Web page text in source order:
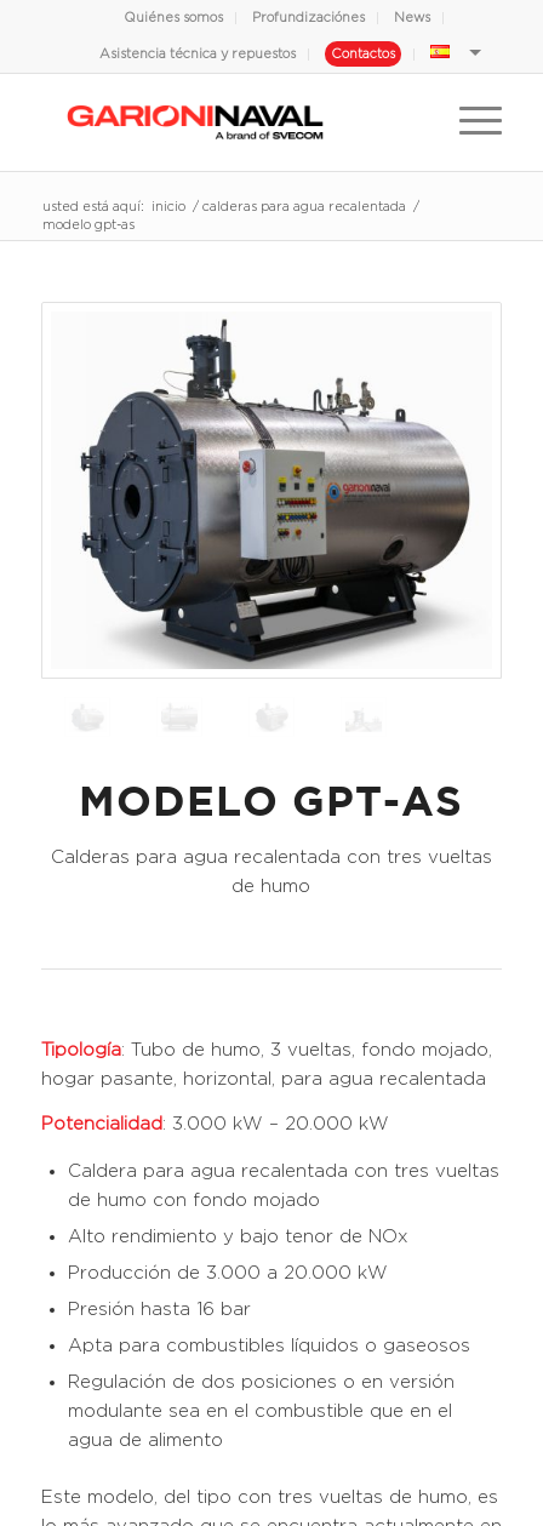
Quiénes somos Profundizaciónes News
Asistencia técnica y repuestos Contactos
usted está aquí: inicio / calderas para agua recalentada
/
modelo gpt-as
MODELO GPT-AS
Calderas para agua recalentada con tres vueltas
de humo
Tipología: Tubo de humo, 3 vueltas, fondo mojado,
hogar pasante, horizontal, para agua recalentada
Potencialidad : 3.000 kW – 20.000 kW
Caldera para agua recalentada con tres vueltas
de humo con fondo mojado
Alto rendimiento y bajo tenor de NOx
Producción de 3.000 a 20.000 kW
Presión hasta 16 bar
Apta para combustibles líquidos o gaseosos
Regulación de dos posiciones o en versión
modulante sea en el combustible que en el
agua de alimento
Este modelo, del tipo con tres vueltas de humo, es